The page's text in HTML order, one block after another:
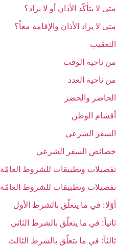
متى لا يتأكّد الأذان أو لا يراد؟
متى لا يراد الأذان والإقامة معاً؟
التعقيب‏
من ناحية الوقت‏
من ناحية العدد
الحاضر والحضر
أقسام الوطن
السفر الشرعي‏
خصائص السفر الشرعي
تفصيلات وتطبيقات للشروط العامّة
تفصيلات وتطبيقات للشروط العامّة
أوّلا: في ما يتعلّق بالشرط الأول
ثانياً: في ما يتعلّق بالشرط الثاني
ثالثاً: في ما يتعلّق بالشرط الثالث